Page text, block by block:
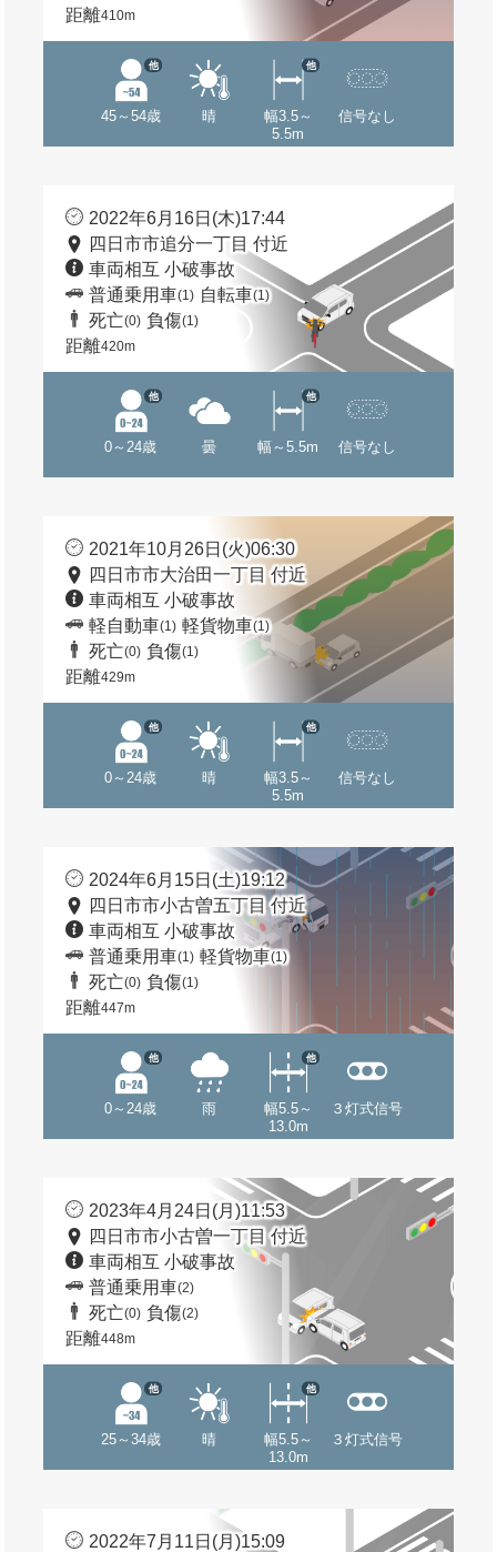
距離410m
45～54歳
他
晴
幅3.5～
5.5m
他
信号なし
2022年6月16日(木)17:44
四日市市追分一丁目 付近
車両相互 小破事故
普通乗用車(1) 自転車(1)
死亡(0) 負傷(1)
距離420m
0～24歳
他
曇 幅～5.5m
他
信号なし
2021年10月26日(火)06:30
四日市市大治田一丁目 付近
車両相互 小破事故
軽自動車(1) 軽貨物車(1)
死亡(0) 負傷(1)
距離429m
0～24歳
他
晴
幅3.5～
5.5m
他
信号なし
2024年6月15日(土)19:12
四日市市小古曽五丁目 付近
車両相互 小破事故
普通乗用車(1) 軽貨物車(1)
死亡(0) 負傷(1)
距離447m
0～24歳
他
雨
幅5.5～
13.0m
他
３灯式信号
2023年4月24日(月)11:53
四日市市小古曽一丁目 付近
車両相互 小破事故
普通乗用車(2)
死亡(0) 負傷(2)
距離448m
25～34歳
他
晴
幅5.5～
13.0m
他
３灯式信号
2022年7月11日(月)15:09